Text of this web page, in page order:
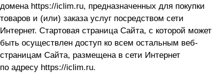
домена https://iclim.ru, предназначенных для покупки
товаров и (или) заказа услуг посредством сети
Интернет. Стартовая страница Сайта, с которой может
быть осуществлен доступ ко всем остальным веб-
страницам Сайта, размещена в сети Интернет
по адресу https://iclim.ru.